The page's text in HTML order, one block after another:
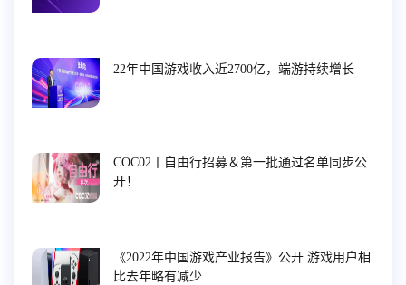
22年中国游戏收入近2700亿，端游持续增长
COC02丨自由行招募＆第一批通过名单同步公
开！
《2022年中国游戏产业报告》公开 游戏用户相
比去年略有减少